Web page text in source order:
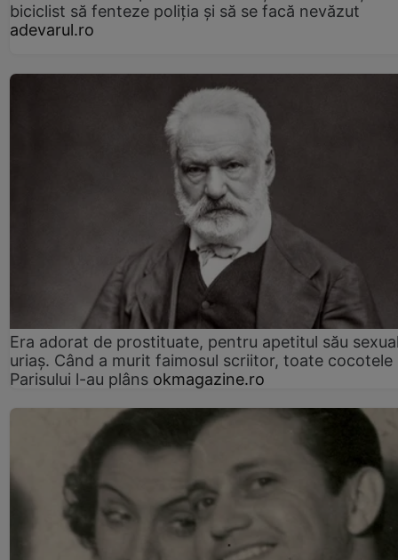
biciclist să fenteze poliția și să se facă nevăzut
adevarul.ro
Era adorat de prostituate, pentru apetitul său
uriaș. Când a murit faimosul scriitor, toate cocotele
Parisului l-au plâns okmagazine.ro